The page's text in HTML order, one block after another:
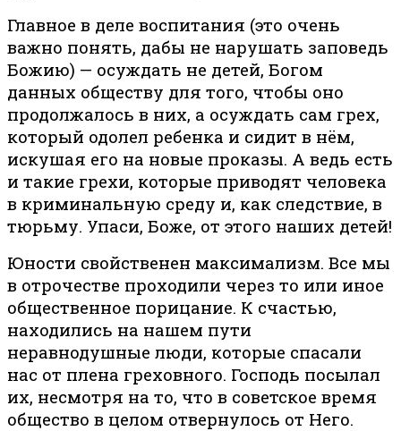
Главное в деле воспитания (это очень
важно понять, дабы не нарушать заповедь
Божию) — осуждать не детей, Богом
данных обществу для того, чтобы оно
продолжалось в них, а осуждать сам грех,
который одолел ребенка и сидит в нём,
искушая его на новые проказы. А ведь есть
и такие грехи, которые приводят человека
в криминальную среду и, как следствие, в
тюрьму. Упаси, Боже, от этого наших детей!
Юности свойственен максимализм. Все мы
в отрочестве проходили через то или иное
общественное порицание. К счастью,
находились на нашем пути
неравнодушные люди, которые спасали
нас от плена греховного. Господь посылал
их, несмотря на то, что в советское время
общество в целом отвернулось от Него.